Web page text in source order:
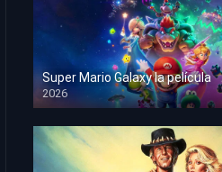
Super Mario Galaxy la película
2026
HD 1080p